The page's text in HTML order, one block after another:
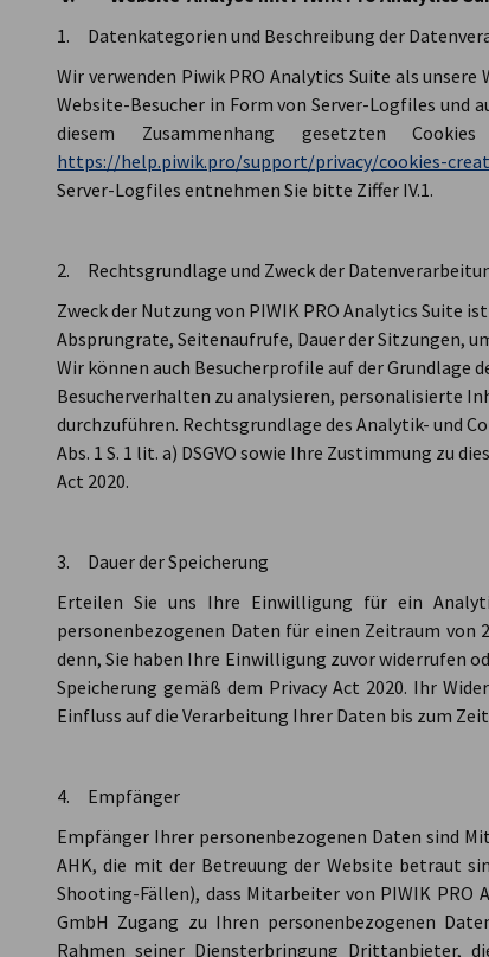
1. Datenkategorien und Beschreibung der
Wir verwenden Piwik PRO Analytics Suite als
Website-Besucher in Form von Server-Logfiles und
diesem Zusammenhang gesetzten
https://help.piwik.pro/support/privacy/cookies-
Server-Logfiles entnehmen Sie bitte Ziffer IV.1.
2. Rechtsgrundlage und Zweck der
Zweck der Nutzung von PIWIK PRO Analytics Suite
Absprungrate, Seitenaufrufe, Dauer der Sitzungen,
Wir können auch Besucherprofile auf der Grundlage
Besucherverhalten zu analysieren, personalisierte
durchzuführen. Rechtsgrundlage des Analytik- und
Abs. 1 S. 1 lit. a) DSGVO sowie Ihre Zustimmung zu
Act 2020.
3. Dauer der Speicherung
Erteilen Sie uns Ihre Einwilligung für ein
personenbezogenen Daten für einen Zeitraum von
denn, Sie haben Ihre Einwilligung zuvor widerrufen
Speicherung gemäß dem Privacy Act 2020. Ihr
Einfluss auf die Verarbeitung Ihrer Daten bis zum
4. Empfänger
Empfänger Ihrer personenbezogenen Daten sind
AHK, die mit der Betreuung der Website betraut
Shooting-Fällen), dass Mitarbeiter von PIWIK PRO
GmbH Zugang zu Ihren personenbezogenen
Rahmen seiner Diensterbringung Drittanbieter,